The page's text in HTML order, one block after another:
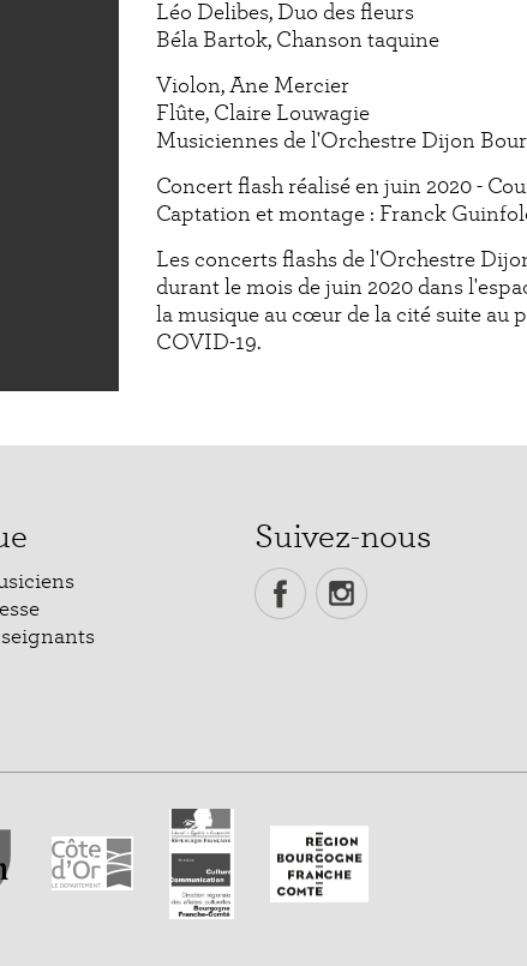
Léo Delibes, Duo des fleurs
Béla Bartok, Chanson taquine
Violon, Ane Mercier
Flûte, Claire Louwagie
Musiciennes de l'Orchestre Dijon
Concert flash réalisé en juin 2020 -
Captation et montage : Franck
Les concerts flashs de l'Orchestre
durant le mois de juin 2020 dans
la musique au cœur de la cité suite au
COVID-19.
Suivez-nous